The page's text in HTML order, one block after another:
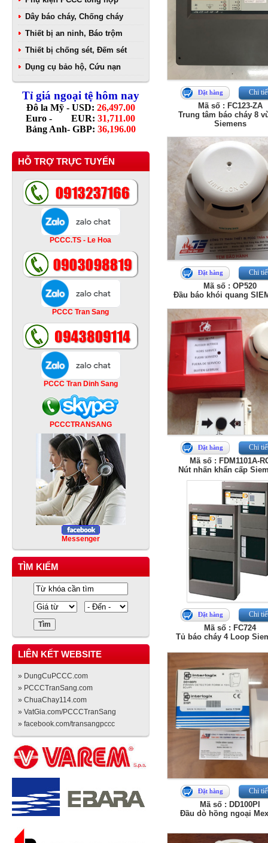
Dây báo cháy, Chống cháy
Thiết bị an ninh, Báo trộm
Thiết bị chống sét, Đếm sét
Dụng cụ bảo hộ, Cứu nạn
Tỉ giá ngoại tệ hôm nay
Đô la Mỹ - USD: 26,497.00
Euro - EUR: 31,711.00
Bảng Anh- GBP: 36,196.00
HỖ TRỢ TRỰC TUYẾN
PCCC.TS - Le Hoa
PCCC Tran Sang
PCCC Tran Dinh Sang
PCCCTRANSANG
Messenger
TÌM KIẾM
LIÊN KẾT WEBSITE
» DungCuPCCC.com
» PCCCTranSang.com
» ChuaChay114.com
» VatGia.com/PCCCTranSang
» facebook.com/transangpccc
Đặt hàng Chi
Mã số : FC123-ZA
Trung tâm báo cháy 8
Siemens
Đặt hàng Chi
Mã số : OP520
Đầu báo khói quang
Đặt hàng Chi
Mã số : FDM1101A-
Nút nhấn khẩn cấp
Đặt hàng Chi
Mã số : FC724
Tủ báo cháy 4 Loop
Đặt hàng Chi
Mã số : DD100PI
Đầu dò hồng ngoại